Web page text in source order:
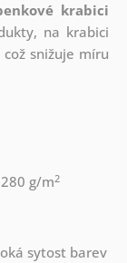
krabici
na krabici
snižuje míru
g/m2
sytost barev